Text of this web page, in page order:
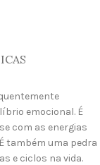
emocional. É
com as energias
também uma pedra
e ciclos na vida.